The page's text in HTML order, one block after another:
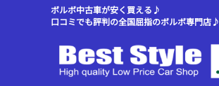
ボルボ中古車が安く買える♪
口コミでも評判の全国屈指のボルボ専門店♪